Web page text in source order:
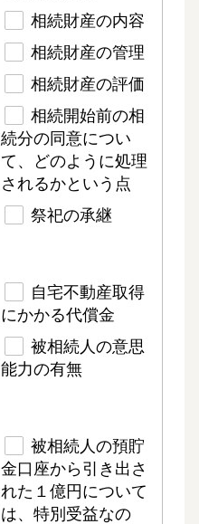
相続財産の内容
相続財産の管理
相続財産の評価
相続開始前の相
続分の同意につい
て、どのように処理
されるかという点
祭祀の承継
自宅不動産取得
にかかる代償金
被相続人の意思
能力の有無
被相続人の預貯
金口座から引き出さ
れた１億円について
は、特別受益なの